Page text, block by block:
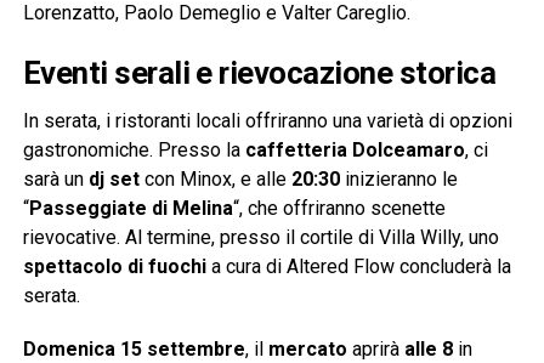
Lorenzatto, Paolo Demeglio e Valter Careglio.
Eventi serali e rievocazione storica
In serata, i ristoranti locali offriranno una varietà di opzioni
gastronomiche. Presso lacaffetteria Dolceamaro, ci
sarà un dj setcon Minox, e alle 20:30inizieranno le
“Passeggiate di Melina“, che offriranno scenette
rievocative. Al termine, presso il cortile di Villa Willy, uno
spettacolo di fuochia cura di Altered Flow concluderà la
serata.
Domenica 15 settembre, il mercato apriràalle 8in